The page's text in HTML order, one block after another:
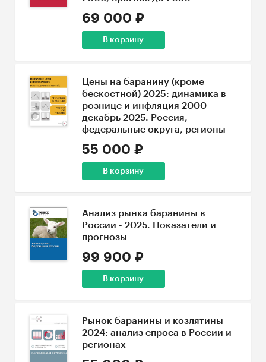
69 000 ₽
В корзину
Цены на баранину (кроме
бескостной) 2025: динамика в
рознице и инфляция 2000 –
декабрь 2025. Россия,
федеральные округа, регионы
55 000 ₽
В корзину
Анализ рынка баранины в
России - 2025. Показатели и
прогнозы
99 900 ₽
В корзину
Рынок баранины и козлятины
2024: анализ спроса в России и
регионах